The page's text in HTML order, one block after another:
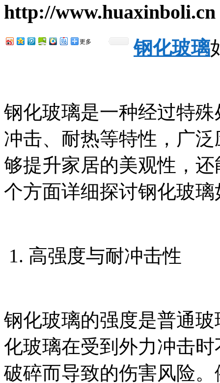
http://www.huaxinboli.cn
更多 钢化玻璃
钢化玻璃是一种经过特
冲击、耐热等特性，广
够提升家居的美观性，
个方面详细探讨钢化玻
1. 高强度与耐冲击性
钢化玻璃的强度是普通
化玻璃在受到外力冲击
破碎而导致的伤害风险